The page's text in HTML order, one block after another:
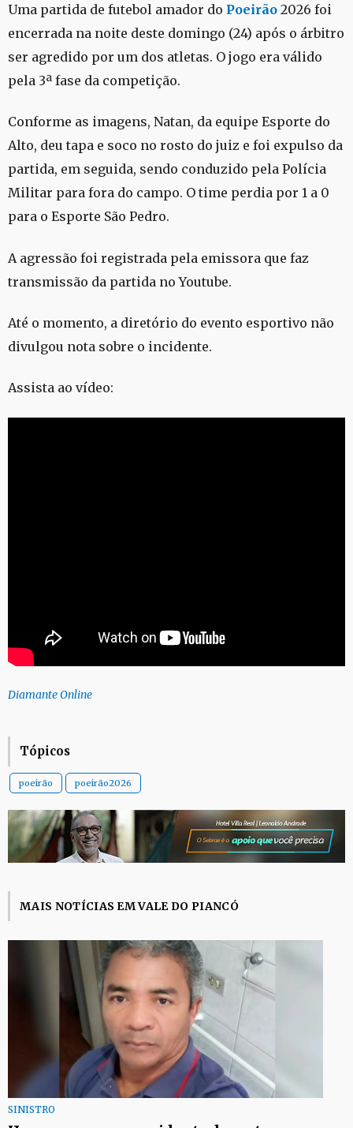
Uma partida de futebol amador do Poeirão 2026 foi
encerrada na noite deste domingo (24) após o árbitro
ser agredido por um dos atletas. O jogo era válido
pela 3ª fase da competição.
Conforme as imagens, Natan, da equipe Esporte do
Alto, deu tapa e soco no rosto do juiz e foi expulso da
partida, em seguida, sendo conduzido pela Polícia
Militar para fora do campo. O time perdia por 1 a 0
para o Esporte São Pedro.
A agressão foi registrada pela emissora que faz
transmissão da partida no Youtube.
Até o momento, a diretório do evento esportivo não
divulgou nota sobre o incidente.
Assista ao vídeo:
Diamante Online
Tópicos
poeirão poeirão2026
MAIS NOTÍCIAS EM VALE DO PIANCÓ
SINISTRO